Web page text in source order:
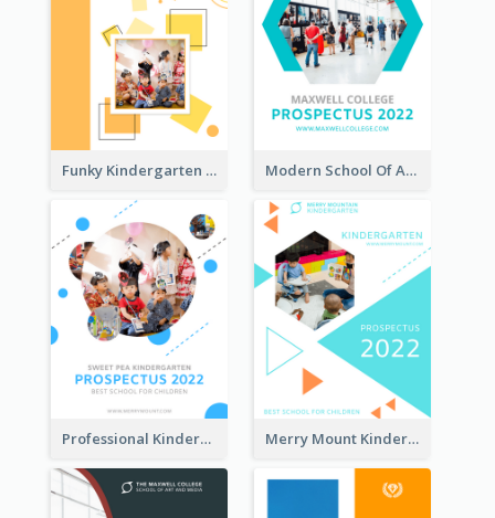
Funky Kindergarten Prospectus Modern School Of Art Prospectus
Professional Kindergarten Prospectus Merry Mount Kindergarten Prospectus